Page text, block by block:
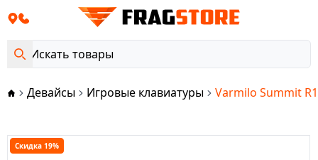
Девайсы Игровые клавиатуры Varmilo Summit
Скидка 19%